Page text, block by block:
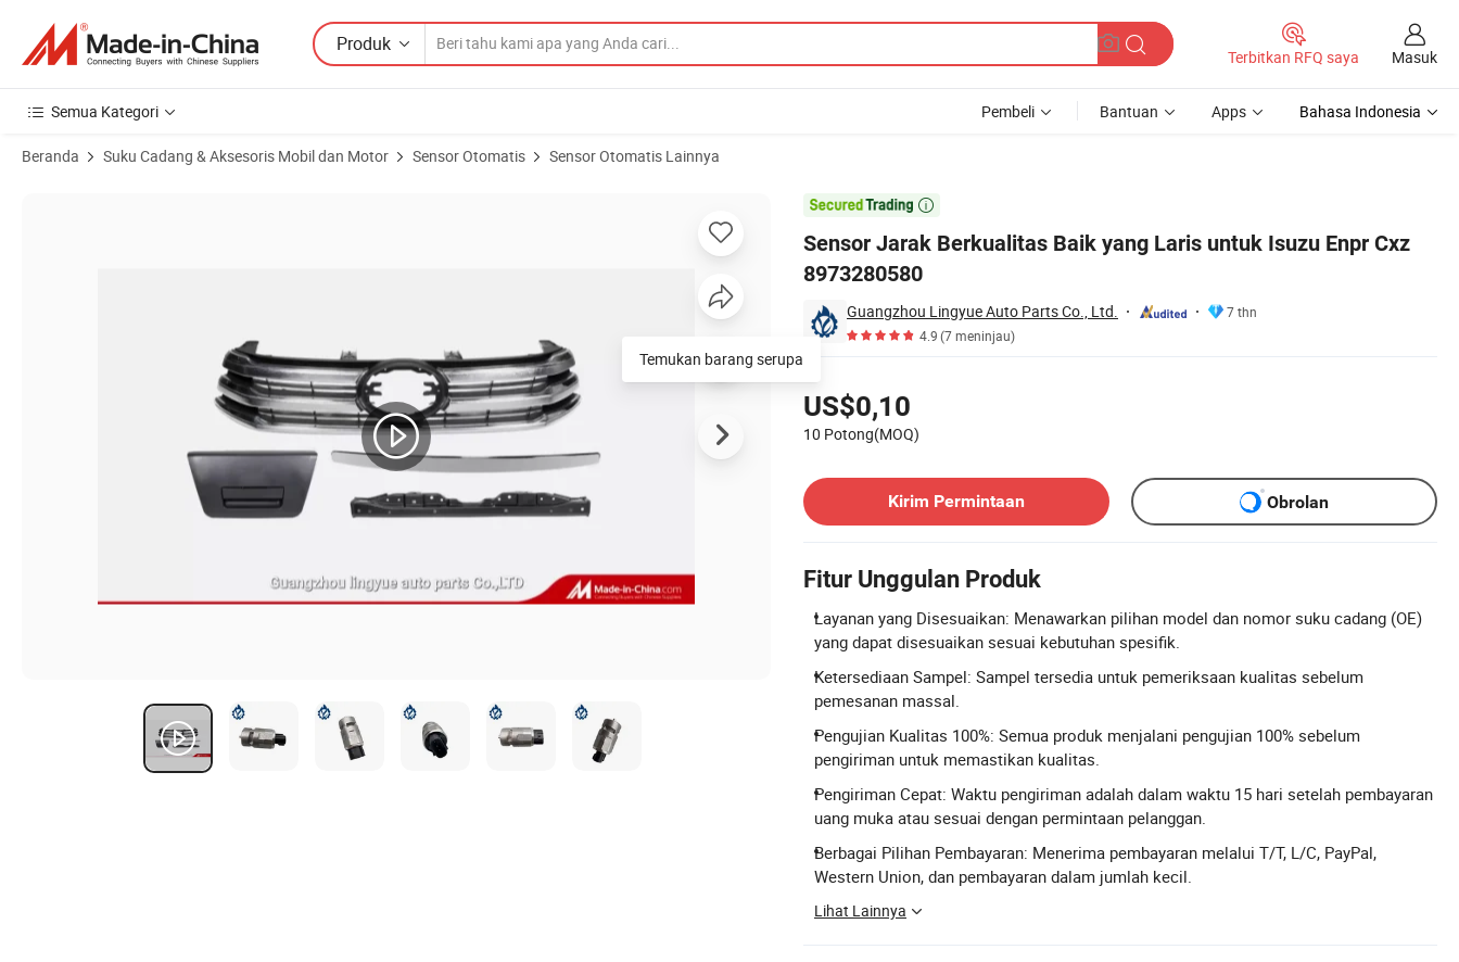
Produk
Terbitkan RFQ saya Masuk
Semua Kategori Pembeli Bantuan Apps Bahasa Indonesia
Beranda Suku Cadang & Aksesoris Mobil dan Motor Sensor Otomatis Sensor Otomatis Lainnya

Sensor Jarak Berkualitas Baik yang Laris untuk Isuzu Enpr Cxz
8973280580
Guangzhou Lingyue Auto Parts Co., Ltd.
7 thn
4.9(7 meninjau)
US$0,10
10 Potong(MOQ)
Kirim Permintaan
Obrolan
Fitur Unggulan Produk
Layanan yang Disesuaikan: Menawarkan pilihan model dan nomor suku cadang (OE)
yang dapat disesuaikan sesuai kebutuhan spesifik.
Ketersediaan Sampel: Sampel tersedia untuk pemeriksaan kualitas sebelum
pemesanan massal.
Pengujian Kualitas 100%: Semua produk menjalani pengujian 100% sebelum
pengiriman untuk memastikan kualitas.
Pengiriman Cepat: Waktu pengiriman adalah dalam waktu 15 hari setelah pembayaran
uang muka atau sesuai dengan permintaan pelanggan.
Berbagai Pilihan Pembayaran: Menerima pembayaran melalui T/T, L/C, PayPal,
Western Union, dan pembayaran dalam jumlah kecil.
Lihat Lainnya